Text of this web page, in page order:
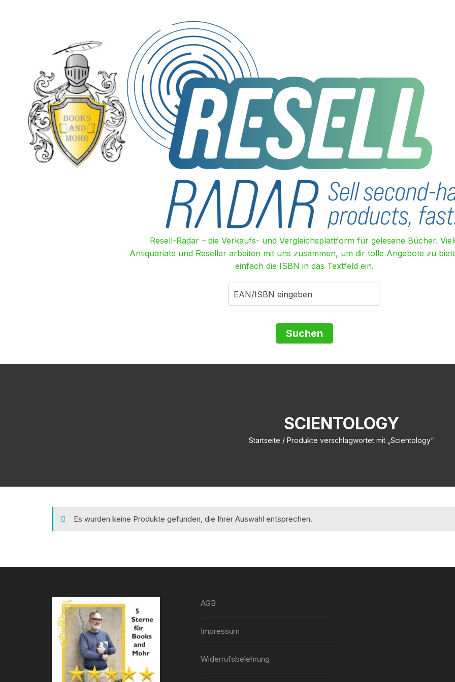
Resell-Radar – die Verkaufs- und Vergleichsplattform für gelesene Bücher.
Antiquariate und Reseller arbeiten mit uns zusammen, um dir tolle Angebote zu
einfach die ISBN in das Textfeld ein.
SCIENTOLOGY
Startseite / Produkte verschlagwortet mit „Scientology“
Es wurden keine Produkte gefunden, die Ihrer Auswahl entsprechen.
AGB
Impressum
Widerrufsbelehrung